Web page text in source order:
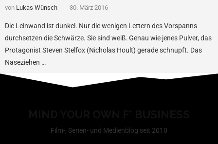
von Lukas Wünsch 30. März 2016
Die Leinwand ist dunkel. Nur die wenigen Lettern des Vorspanns
durchsetzen die Schwärze. Sie sind weiß. Genau wie jenes Pulver, das
Protagonist Steven Stelfox (Nicholas Hoult) gerade schnupft. Das
Naseziehen …
Film-, Serien- und Medienblog seit 2010